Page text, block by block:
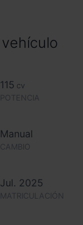
115 cv
POTENCIA
CAMBIO
Manual
Jul. 2025
MATRICULACIÓN